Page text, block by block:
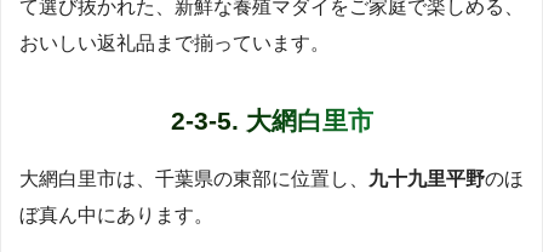
て選び抜かれた、新鮮な養殖マダイをご家庭で楽しめる、
おいしい返礼品まで揃っています。
2-3-5. 大網白里市
大網白里市は、千葉県の東部に位置し、 九十九里平野のほ
ぼ真ん中にあります。